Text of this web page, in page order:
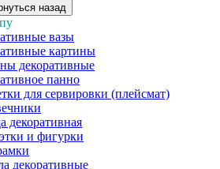
назад
вазы
картины
декоративные
панно
для сервировки (плейсмат)
декоративная
и фигурки
декоративные